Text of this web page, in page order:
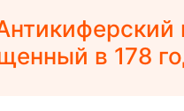
в 178